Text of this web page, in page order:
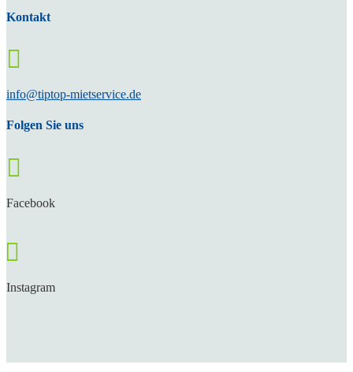
Kontakt

info@tiptop-mietservice.de
Folgen Sie uns

Facebook

Instagram